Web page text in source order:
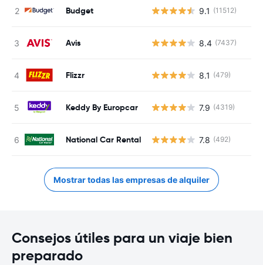
Budget 9.1 (11512)
Avis 8.4 (7437)
Flizzr 8.1 (479)
Keddy By Europcar 7.9 (4319)
National Car Rental 7.8 (492)
Mostrar todas las empresas de alquiler
Consejos útiles para un viaje bien
preparado